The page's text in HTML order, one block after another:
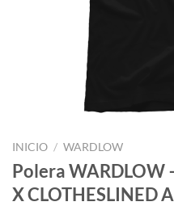
INICIO / WARDLOW
Polera WARDLOW
X CLOTHESLINED